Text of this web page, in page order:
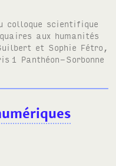
colloque scientifique
aux humanités
et Sophie Fétro,
1 Panthéon-Sorbonne